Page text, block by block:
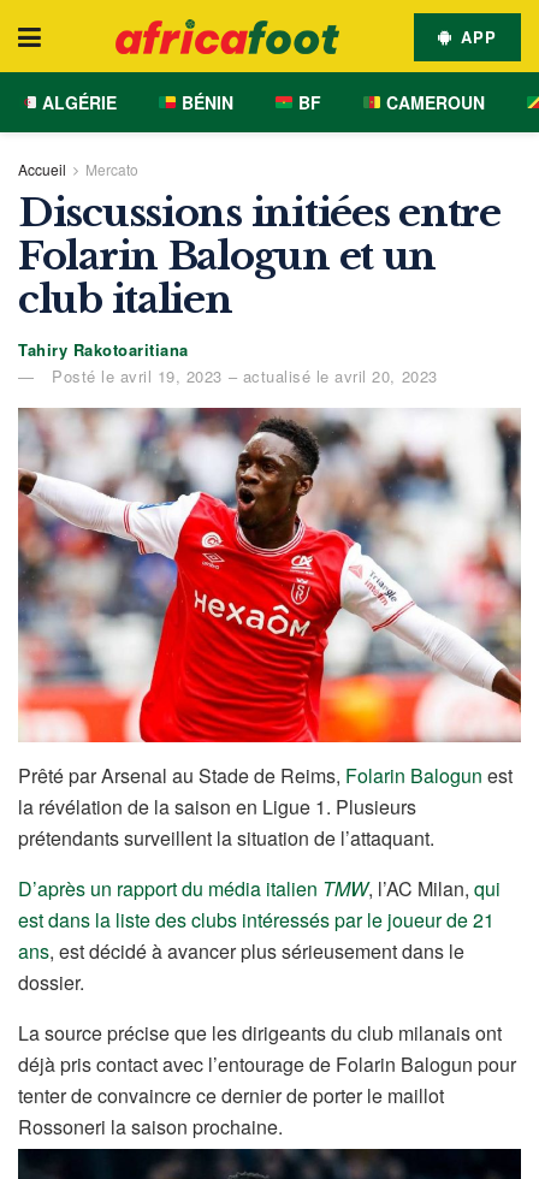
APP
ALGÉRIE BÉNIN BF CAMEROUN
Accueil Mercato
Discussions initiées entre
Folarin Balogun et un
club italien
Tahiry Rakotoaritiana
Posté le avril 19, 2023 – actualisé le avril 20, 2023
Prêté par Arsenal au Stade de Reims, Folarin Balogun est
la révélation de la saison en Ligue 1. Plusieurs
prétendants surveillent la situation de l’attaquant.
D’après un rapport du média italien TMW, l’AC Milan, qui
est dans la liste des clubs intéressés par le joueur de 21
ans, est décidé à avancer plus sérieusement dans le
dossier.
La source précise que les dirigeants du club milanais ont
déjà pris contact avec l’entourage de Folarin Balogun pour
tenter de convaincre ce dernier de porter le maillot
Rossoneri la saison prochaine.